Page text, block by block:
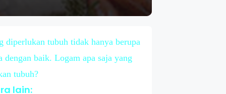
tubuh tidak hanya berupa
baik. Logam apa saja yang
tubuh?
lain: